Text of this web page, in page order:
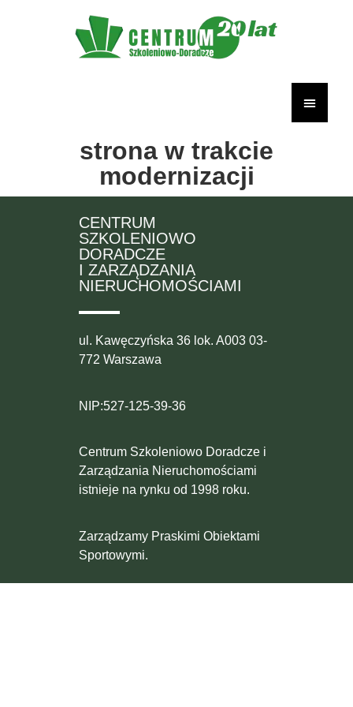
strona w trakcie
modernizacji
CENTRUM
SZKOLENIOWO
DORADCZE
I ZARZĄDZANIA
NIERUCHOMOŚCIAMI
ul. Kawęczyńska 36 lok. A003 03-
772 Warszawa
NIP:527-125-39-36
Centrum Szkoleniowo Doradcze i
Zarządzania Nieruchomościami
istnieje na rynku od 1998 roku.
Zarządzamy Praskimi Obiektami
Sportowymi.